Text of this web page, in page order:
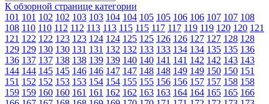
К обзорной странице категории
101 101 102 102 103 103 104 104 105 105 106 106 107 107 108
108 110 110 112 112 113 113 115 115 117 117 119 119 120 120 121
121 122 122 123 123 124 124 125 125 126 126 127 127 128 128
129 129 130 130 131 131 132 132 133 133 134 134 135 135 136
136 137 137 138 138 139 139 140 140 141 141 142 142 143 143
144 144 145 145 146 146 147 147 148 148 149 149 150 150 151
151 152 152 153 153 154 154 155 155 156 156 157 157 158 158
159 159 160 160 161 161 162 162 163 163 164 164 165 165 166